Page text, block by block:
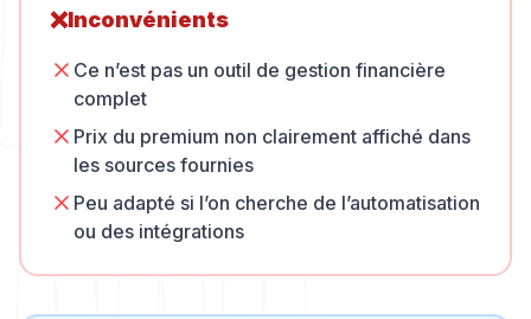
❌Inconvénients
Ce n’est pas un outil de gestion financière
complet
Prix du premium non clairement affiché dans
les sources fournies
Peu adapté si l’on cherche de l’automatisation
ou des intégrations